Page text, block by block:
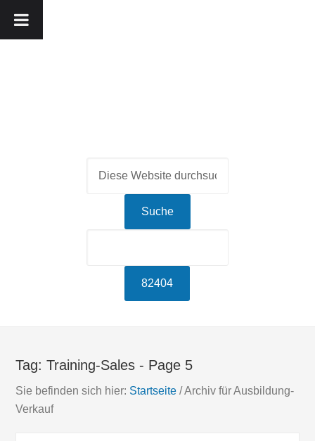
Tag:Training-Sales - Page 5
Sie befinden sich hier: Startseite /Archiv für Ausbildung-
Verkauf